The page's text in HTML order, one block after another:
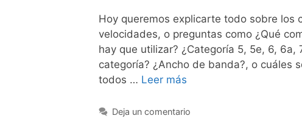
Hoy queremos explicarte todo sobre los
velocidades, o preguntas como ¿Qué
hay que utilizar? ¿Categoría 5, 5e, 6, 6a,
categoría? ¿Ancho de banda?, o cuáles
todos … Leer más
Deja un comentario